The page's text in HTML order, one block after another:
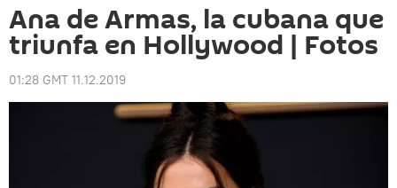
Ana de Armas, la cubana que
triunfa en Hollywood | Fotos
01:28 GMT 11.12.2019